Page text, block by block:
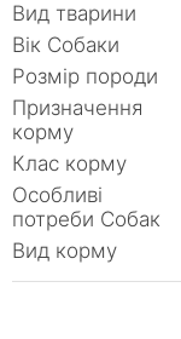
Вид тварини
Вік Собаки
Розмір породи
Призначення
корму
Клас корму
Особливі
потреби Собак
Вид корму